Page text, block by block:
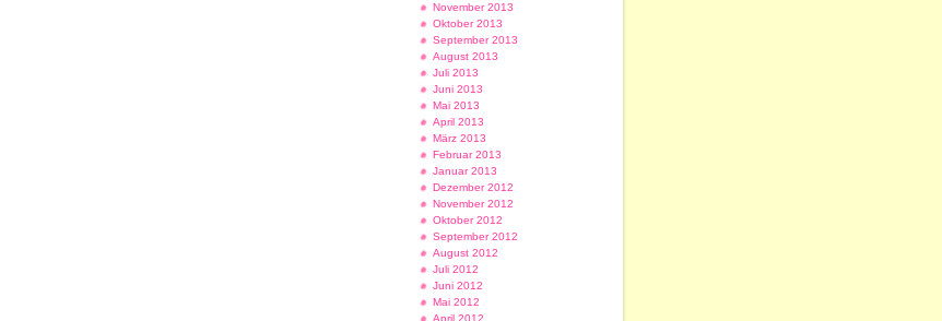
November 2013
Oktober 2013
September 2013
August 2013
Juli 2013
Juni 2013
Mai 2013
April 2013
März 2013
Februar 2013
Januar 2013
Dezember 2012
November 2012
Oktober 2012
September 2012
August 2012
Juli 2012
Juni 2012
Mai 2012
April 2012